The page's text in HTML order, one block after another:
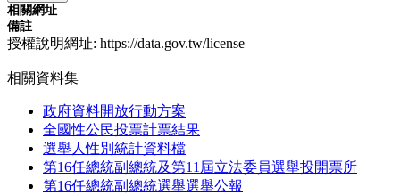
相關網址
備註
授權說明網址: https://data.gov.tw/license
相關資料集
政府資料開放行動方案
全國性公民投票計票結果
選舉人性別統計資料檔
第16任總統副總統及第11屆立法委員選舉投開票所
第16任總統副總統選舉選舉公報